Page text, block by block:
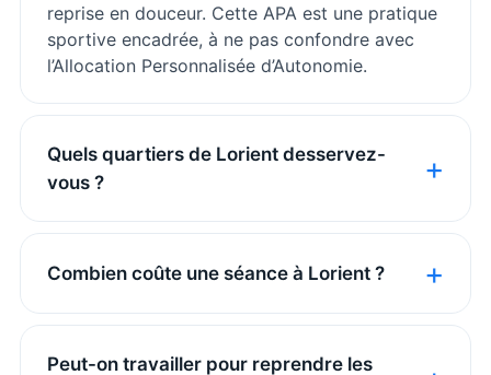
reprise en douceur. Cette APA est une pratique
sportive encadrée, à ne pas confondre avec
l’Allocation Personnalisée d’Autonomie.
Quels quartiers de Lorient desservez-
vous ?
Combien coûte une séance à Lorient ?
Peut-on travailler pour reprendre les